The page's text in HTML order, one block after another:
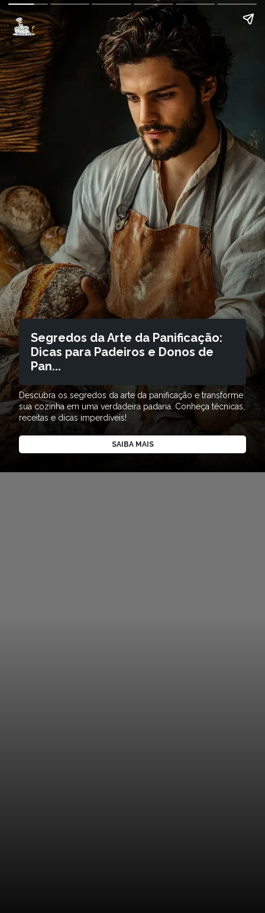
Segredos da Arte da Panificação:
Dicas para Padeiros e Donos de
Pan...
Descubra os segredos da arte da panificação e transforme
sua cozinha em uma verdadeira padaria. Conheça técnicas,
receitas e dicas imperdíveis!
SAIBA MAIS